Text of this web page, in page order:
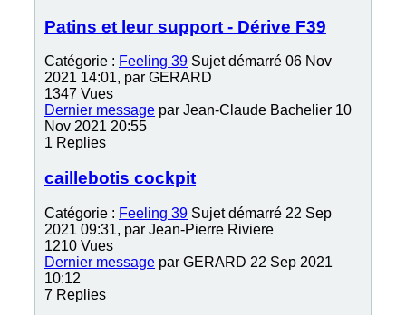
Patins et leur support - Dérive F39
Catégorie : Feeling 39 Sujet démarré 06 Nov
2021 14:01, par GERARD
1347 Vues
Dernier message par Jean-Claude Bachelier 10
Nov 2021 20:55
1 Replies
caillebotis cockpit
Catégorie : Feeling 39 Sujet démarré 22 Sep
2021 09:31, par Jean-Pierre Riviere
1210 Vues
Dernier message par GERARD 22 Sep 2021
10:12
7 Replies